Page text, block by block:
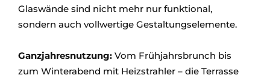
Glaswände sind nicht mehr nur funktional,
sondern auch vollwertige Gestaltungselemente.
Ganzjahresnutzung: Vom Frühjahrsbrunch bis
zum Winterabend mit Heizstrahler – die Terrasse